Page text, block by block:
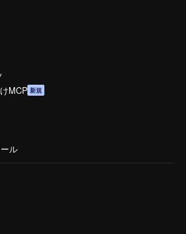
MCP 新規
ル